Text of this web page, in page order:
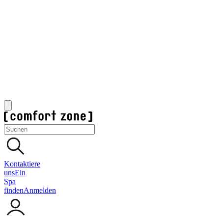
Kontaktiere
unsEin
Spa
findenAnmelden